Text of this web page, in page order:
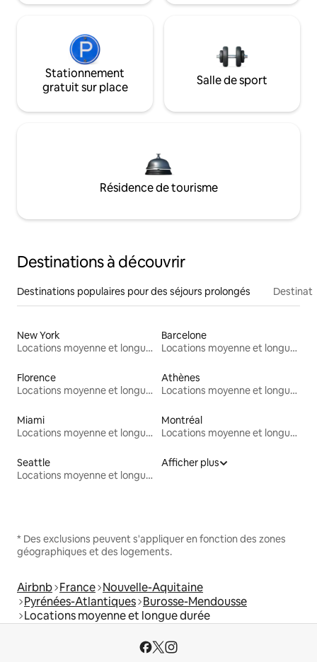
Stationnement
gratuit sur place
Salle de sport
Résidence de tourisme
Destinations à découvrir
Destinations populaires pour des séjours prolongés
New York
Locations moyenne et longue durée
Barcelone
Locations moyenne et longue durée
Florence
Locations moyenne et longue durée
Athènes
Locations moyenne et longue durée
Miami
Locations moyenne et longue durée
Montréal
Locations moyenne et longue durée
Seattle
Locations moyenne et longue durée
Afficher plus
* Des exclusions peuvent s'appliquer en fonction des zones
géographiques et des logements.
Airbnb France Nouvelle-Aquitaine
Pyrénées-Atlantiques Burosse-Mendousse
Locations moyenne et longue durée